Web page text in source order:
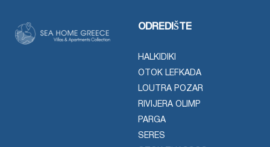
ODREDIŠTE
HALKIDIKI
OTOK LEFKADA
LOUTRA POZAR
RIVIJERA OLIMP
PARGA
SERES